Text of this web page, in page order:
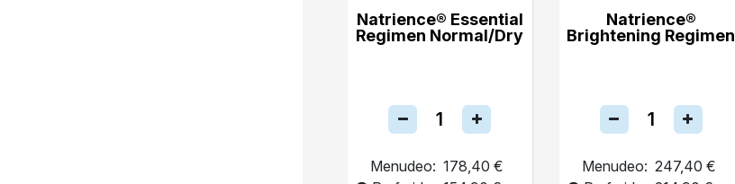
Natrience® Essential
Regimen Normal/Dry
Menudeo: 178,40 €
Natrience®
Brightening Regimen
Menudeo: 247,40 €